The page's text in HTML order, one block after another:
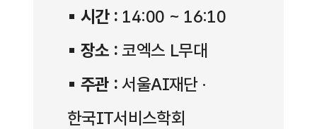
▪ 시간 : 14:00 ~ 16:10
▪ 장소 : 코엑스 L무대
▪ 주관 : 서울AI재단 ·
한국IT서비스학회